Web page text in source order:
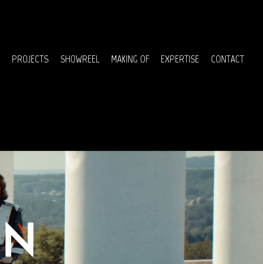
PROJECTS
SHOWREEL MAKING OF EXPERTISE CONTACT